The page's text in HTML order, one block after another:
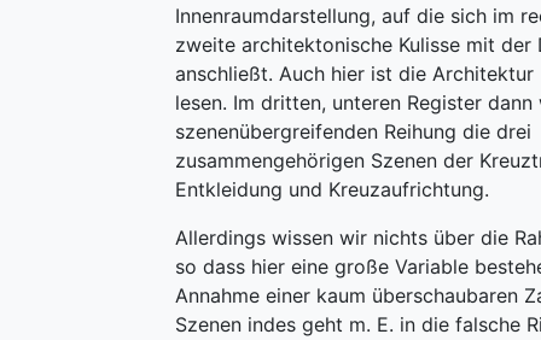
Innenraumdarstellung, auf die sich im
zweite architektonische Kulisse mit der
anschließt. Auch hier ist die
lesen. Im dritten, unteren Register
szenenübergreifenden Reihung die drei
zusammengehörigen Szenen der
Entkleidung und Kreuzaufrichtung.
Allerdings wissen wir nichts über die
so dass hier eine große Variable
Annahme einer kaum überschaubaren
Szenen indes geht m. E. in die falsche